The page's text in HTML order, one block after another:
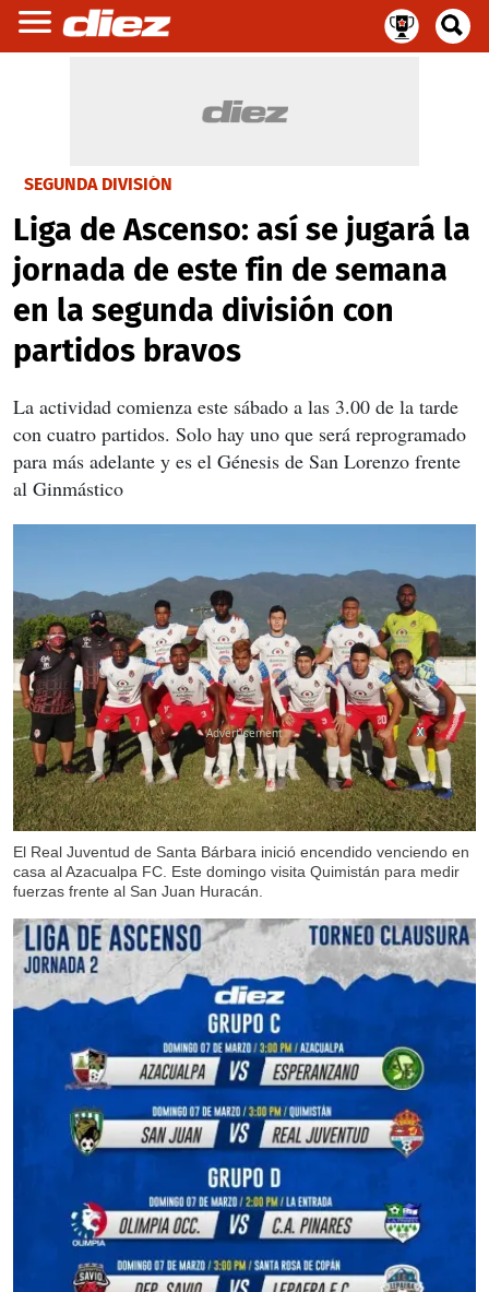
SEGUNDA DIVISIÓN
Liga de Ascenso: así se jugará la
jornada de este fin de semana
en la segunda división con
partidos bravos
La actividad comienza este sábado a las 3.00 de la tarde
con cuatro partidos. Solo hay uno que será reprogramado
para más adelante y es el Génesis de San Lorenzo frente
al Ginmástico
El Real Juventud de Santa Bárbara inició encendido venciendo en
casa al Azacualpa FC. Este domingo visita Quimistán para medir
fuerzas frente al San Juan Huracán.
X
X
X